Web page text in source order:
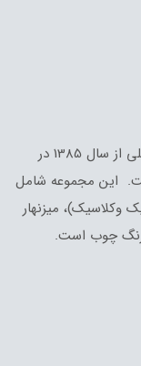
مبلمان هِرنو به مدیریت جناب آقای ایمان فاضلی از سال 1385 در
این مجموعه شامل
وکلاسیک)، میزنهار
رنگ چوب است.